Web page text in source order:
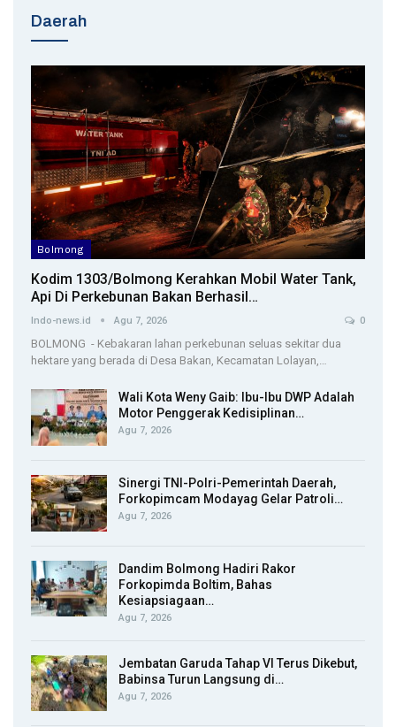
Daerah
Bolmong
Kodim 1303/Bolmong Kerahkan Mobil Water Tank,
Api Di Perkebunan Bakan Berhasil…
Indo-news.id Agu 7, 2026 0
BOLMONG - Kebakaran lahan perkebunan seluas sekitar dua
hektare yang berada di Desa Bakan, Kecamatan Lolayan,…
Wali Kota Weny Gaib: Ibu-Ibu DWP Adalah
Motor Penggerak Kedisiplinan…
Agu 7, 2026
Sinergi TNI-Polri-Pemerintah Daerah,
Forkopimcam Modayag Gelar Patroli…
Agu 7, 2026
Dandim Bolmong Hadiri Rakor
Forkopimda Boltim, Bahas
Kesiapsiagaan…
Agu 7, 2026
Jembatan Garuda Tahap VI Terus Dikebut,
Babinsa Turun Langsung di…
Agu 7, 2026